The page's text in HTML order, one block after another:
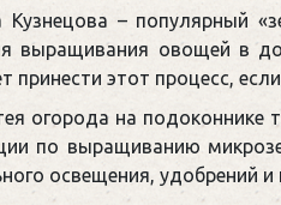
Кузнецова – популярный
выращивания овощей в
принести этот процесс,
огорода на подоконнике
по выращиванию
освещения, удобрений и